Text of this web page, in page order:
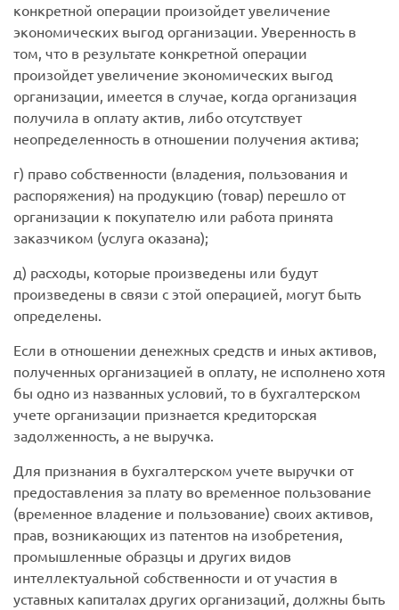
конкретной операции произойдет увеличение
экономических выгод организации. Уверенность в
том, что в результате конкретной операции
произойдет увеличение экономических выгод
организации, имеется в случае, когда организация
получила в оплату актив, либо отсутствует
неопределенность в отношении получения актива;
г) право собственности (владения, пользования и
распоряжения) на продукцию (товар) перешло от
организации к покупателю или работа принята
заказчиком (услуга оказана);
д) расходы, которые произведены или будут
произведены в связи с этой операцией, могут быть
определены.
Если в отношении денежных средств и иных активов,
полученных организацией в оплату, не исполнено хотя
бы одно из названных условий, то в бухгалтерском
учете организации признается кредиторская
задолженность, а не выручка.
Для признания в бухгалтерском учете выручки от
предоставления за плату во временное пользование
(временное владение и пользование) своих активов,
прав, возникающих из патентов на изобретения,
промышленные образцы и других видов
интеллектуальной собственности и от участия в
уставных капиталах других организаций, должны быть